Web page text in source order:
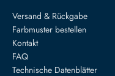
Versand & Rückgabe
Farbmuster bestellen
Kontakt
FAQ
Technische Datenblätter